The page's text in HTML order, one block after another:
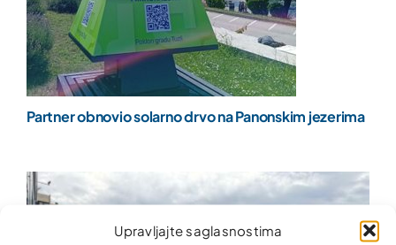
Upravljajte saglasnostima
Partner obnovio solarno drvo na Panonskim jezerima